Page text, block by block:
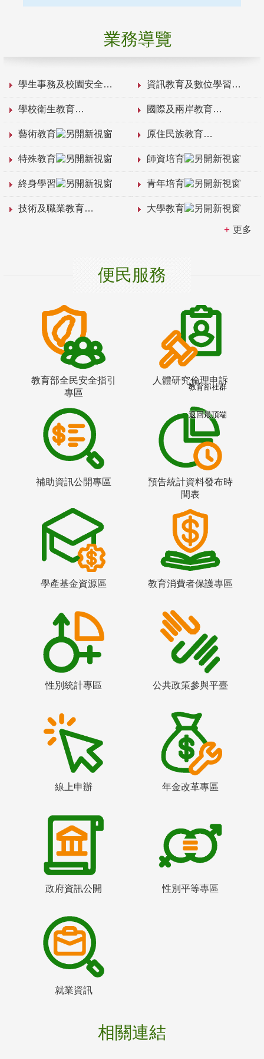
業務導覽
學生事務及校園安全 資訊教育及數位學習
學校衛生教育 國際及兩岸教育
藝術教育 原住民族教育
特殊教育 師資培育
終身學習 青年培育
技術及職業教育 大學教育
更多
便民服務
教育部全民安全指引
專區
人體研究倫理申訴
補助資訊公開專區
預告統計資料發布時
間表
學產基金資源區 教育消費者保護專區
性別統計專區 公共政策參與平臺
線上申辦 年金改革專區
政府資訊公開 性別平等專區
就業資訊
相關連結
教育部社群
返回最頂端